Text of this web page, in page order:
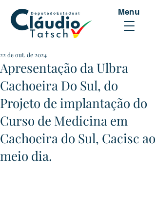
Menu
Apresentação da Ulbra
Cachoeira Do Sul, do
Projeto de implantação do
Curso de Medicina em
Cachoeira do Sul, Cacisc ao
meio dia.
22 de out. de 2024